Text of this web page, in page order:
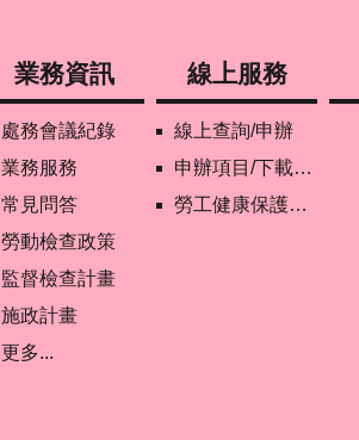
業務資訊
處務會議紀錄
業務服務
常見問答
勞動檢查政策
監督檢查計畫
施政計畫
更多...
線上服務
線上查詢/申辦
申辦項目/下載表格
勞工健康保護管理報備資訊網